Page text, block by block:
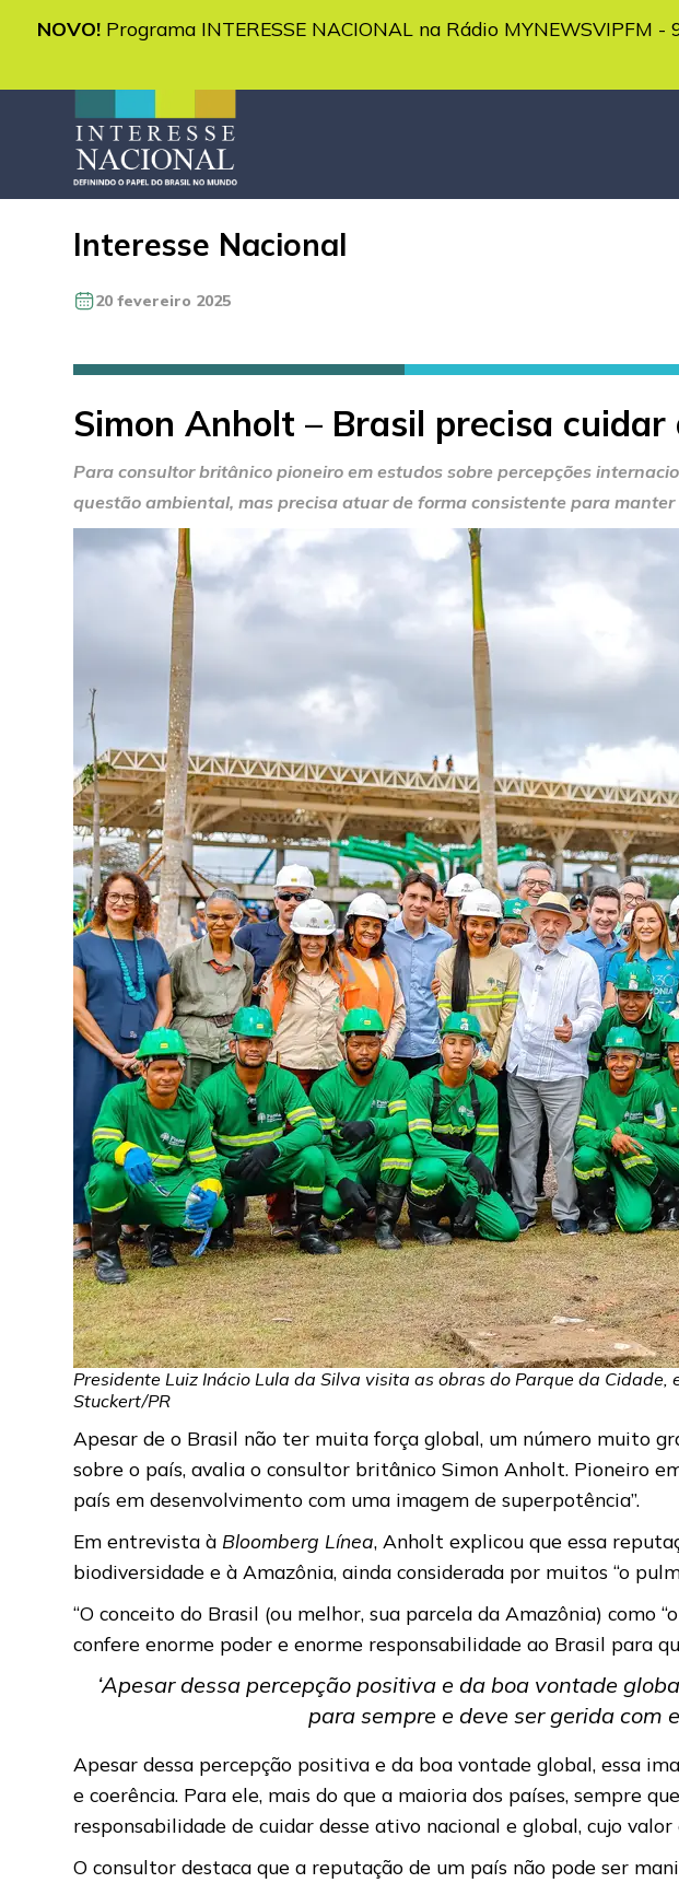
NOVO! Programa INTERESSE NACIONAL na Rádio MYNEWSVIPFM
Interesse Nacional
20 fevereiro 2025
Simon Anholt – Brasil precisa cuidar
Para consultor britânico pioneiro em estudos sobre percepções
questão ambiental, mas precisa atuar de forma consistente para
Presidente Luiz Inácio Lula da Silva visita as obras do Parque da
Stuckert/PR
Apesar de o Brasil não ter muita força global, um número muito
sobre o país, avalia o consultor britânico Simon Anholt. Pioneiro
país em desenvolvimento com uma imagem de superpotência”.
Em entrevista à Bloomberg Línea, Anholt explicou que essa
biodiversidade e à Amazônia, ainda considerada por muitos “o
“O conceito do Brasil (ou melhor, sua parcela da Amazônia) como
confere enorme poder e enorme responsabilidade ao Brasil para
‘Apesar dessa percepção positiva e da boa vontade
para sempre e deve ser gerida com
Apesar dessa percepção positiva e da boa vontade global, essa
e coerência. Para ele, mais do que a maioria dos países, sempre
responsabilidade de cuidar desse ativo nacional e global, cujo
O consultor destaca que a reputação de um país não pode ser